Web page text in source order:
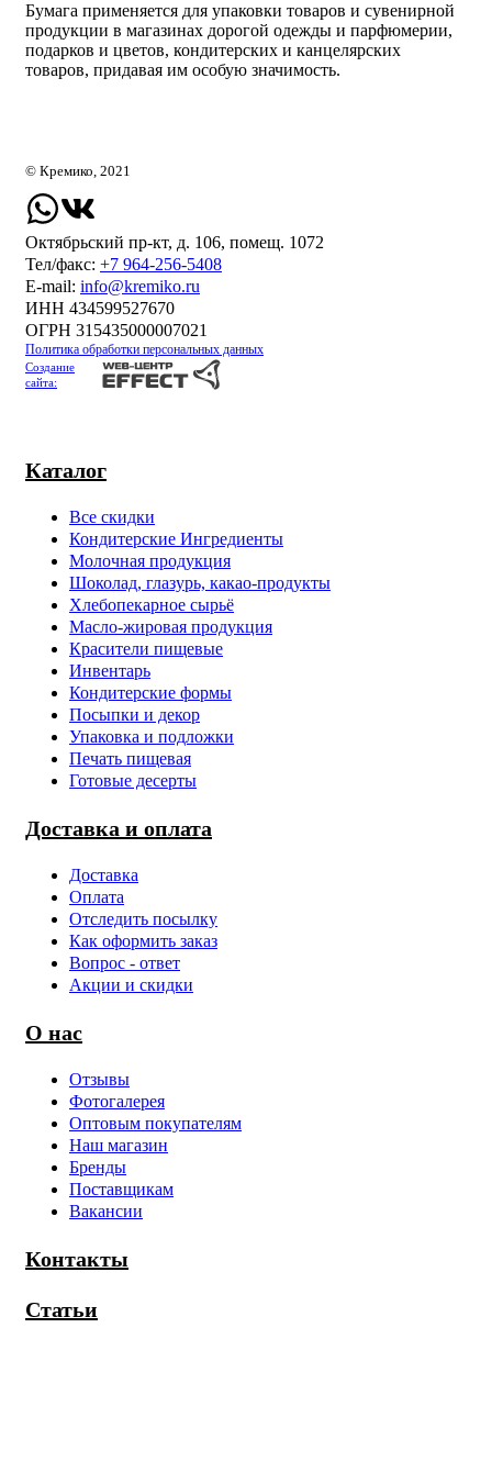
Бумага применяется для упаковки товаров и сувенирной
продукции в магазинах дорогой одежды и парфюмерии,
подарков и цветов, кондитерских и канцелярских
товаров, придавая им особую значимость.
Каталог
Все скидки
Кондитерские Ингредиенты
Молочная продукция
Шоколад, глазурь, какао-продукты
Хлебопекарное сырьё
Масло-жировая продукция
Красители пищевые
Инвентарь
Кондитерские формы
Посыпки и декор
Упаковка и подложки
Печать пищевая
Готовые десерты
Доставка и оплата
Доставка
Оплата
Отследить посылку
Как оформить заказ
Вопрос - ответ
Акции и скидки
О нас
Отзывы
Фотогалерея
Оптовым покупателям
Наш магазин
Бренды
Поставщикам
Вакансии
Контакты
Статьи
© Кремико, 2021
Октябрьский пр-кт, д. 106, помещ. 1072
Тел/факс: +7 964-256-5408
Е-mail: info@kremiko.ru
ИНН 434599527670
ОГРН 315435000007021
Политика обработки персональных данных
Создание
сайта: